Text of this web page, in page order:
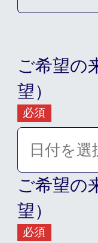
平日 :
土･日･祝 :
定休日
火曜日
ご希望の
望）
必須
ご希望の
望）
必須